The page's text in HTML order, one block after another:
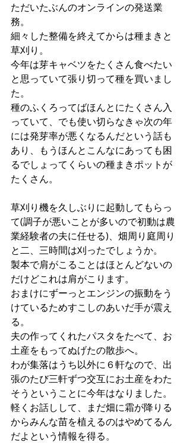
ただいたぶんのオンラインの発送業
務。
細々した整備を終えてからは種まきと
草刈り。
今年は芽キャベツをたくさん食べたい
と思っていて張り切って種を買いまし
た。
種のふくろってばほんとにたくさん入
っていて、でも使い切らなきゃ次の年
には発芽率が悪くなるんだという話も
あり、もうほんとこんなにあっても困
るでしょってくらいの種まきポットが
たくさん。
草刈り機を久しぶりに起動してもらっ
て(調子が悪いことが多いので初動は農
業経験者の夫に任せる)、畑周り庭周り
と二、三時間は刈ったでしょうか。
製本で肩がこることはほとんどないの
だけどこれは肩がこります。
おまけにずーっとエンジンの振動をう
けているためすこしのあいだ手が震え
る。
夫の作ってくれたパスタをたべて、お
土産をもってぬげたの散歩へ。
わが集落はうち以外に６軒なので、出
張のたび三軒ずつ交互にお土産をわた
そうということに今年はなりました。
軽くお話しして、まだ畑に霜が降りる
からみんな苗を植えるのはやめてるん
だよという情報を得る。